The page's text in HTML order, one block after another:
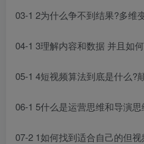
03-1 2为什么争不到结果?多维
04-1 3理解内容和数据 并且如
05-1 4短视频算法到底是什么?
06-1 5什么是运营思维和导演
07-2 1如何找到适合自己的但